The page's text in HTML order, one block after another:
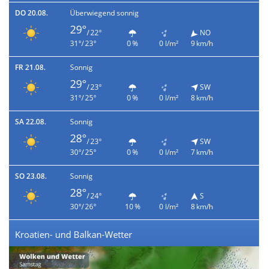
DO 20.08. Überwiegend sonnig
29°/ 22°
31°/ 23°
0 % 0 l/m²
NO
9 km/h
FR 21.08. Sonnig
29°/ 23°
31°/ 25°
0 % 0 l/m²
SW
8 km/h
SA 22.08. Sonnig
28°/ 23°
30°/ 25°
0 % 0 l/m²
SW
7 km/h
SO 23.08. Sonnig
28°/ 24°
30°/ 26°
10 % 0 l/m²
S
8 km/h
Kroatien- und Balkan-Wetter